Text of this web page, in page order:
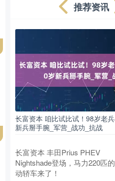
推荐资讯
长富资本 咱比试比试！98岁老
新兵掰手腕_军营_战功_抗战
长富资本 丰田Prius PHEV
Nightshade登场，马力220匹
动轿车来了！